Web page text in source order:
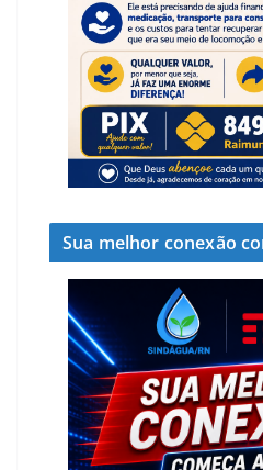
Sua melhor conexão